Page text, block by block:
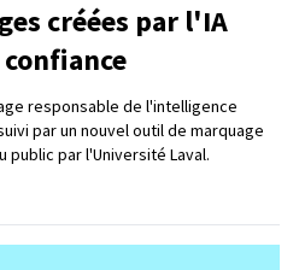
créées par l'IA
responsable de l'intelligence
par un nouvel outil de marquage
public par l'Université Laval.